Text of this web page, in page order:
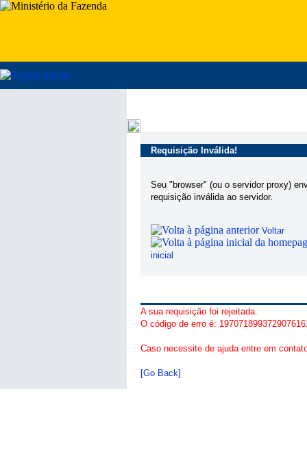
Requisição Inválida!
Seu "browser" (ou o servidor proxy)
requisição inválida ao servidor.
Voltar
inicial
A sua requisição foi rejeitada.
O código de erro é:
Caso necessite de ajuda entre em
[Go Back]